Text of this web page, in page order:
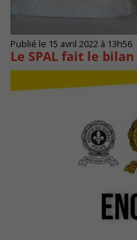
Publié le 15 avril 2022 à 13h56
Le SPAL fait le